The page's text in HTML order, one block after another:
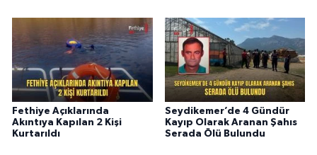
Fethiye Açıklarında
Akıntıya Kapılan 2 Kişi
Kurtarıldı
Seydikemer’de 4 Gündür
Kayıp Olarak Aranan Şahıs
Serada Ölü Bulundu